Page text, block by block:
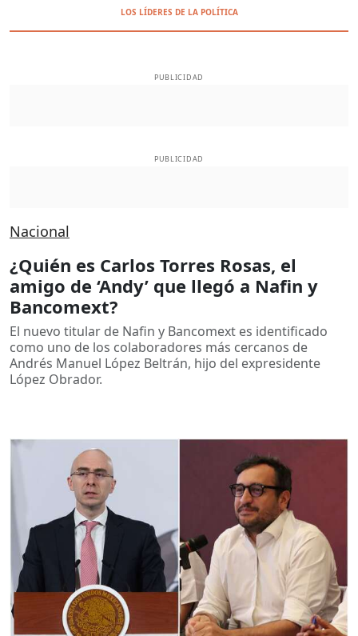
LOS LÍDERES DE LA POLÍTICA
PUBLICIDAD
PUBLICIDAD
Nacional
¿Quién es Carlos Torres Rosas, el
amigo de ‘Andy’ que llegó a Nafin y
Bancomext?
El nuevo titular de Nafin y Bancomext es identificado
como uno de los colaboradores más cercanos de
Andrés Manuel López Beltrán, hijo del expresidente
López Obrador.